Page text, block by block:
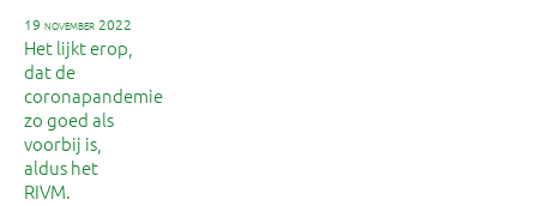
19 november 2022
Het lijkt erop,
dat de
coronapandemie
zo goed als
voorbij is,
aldus het
RIVM.